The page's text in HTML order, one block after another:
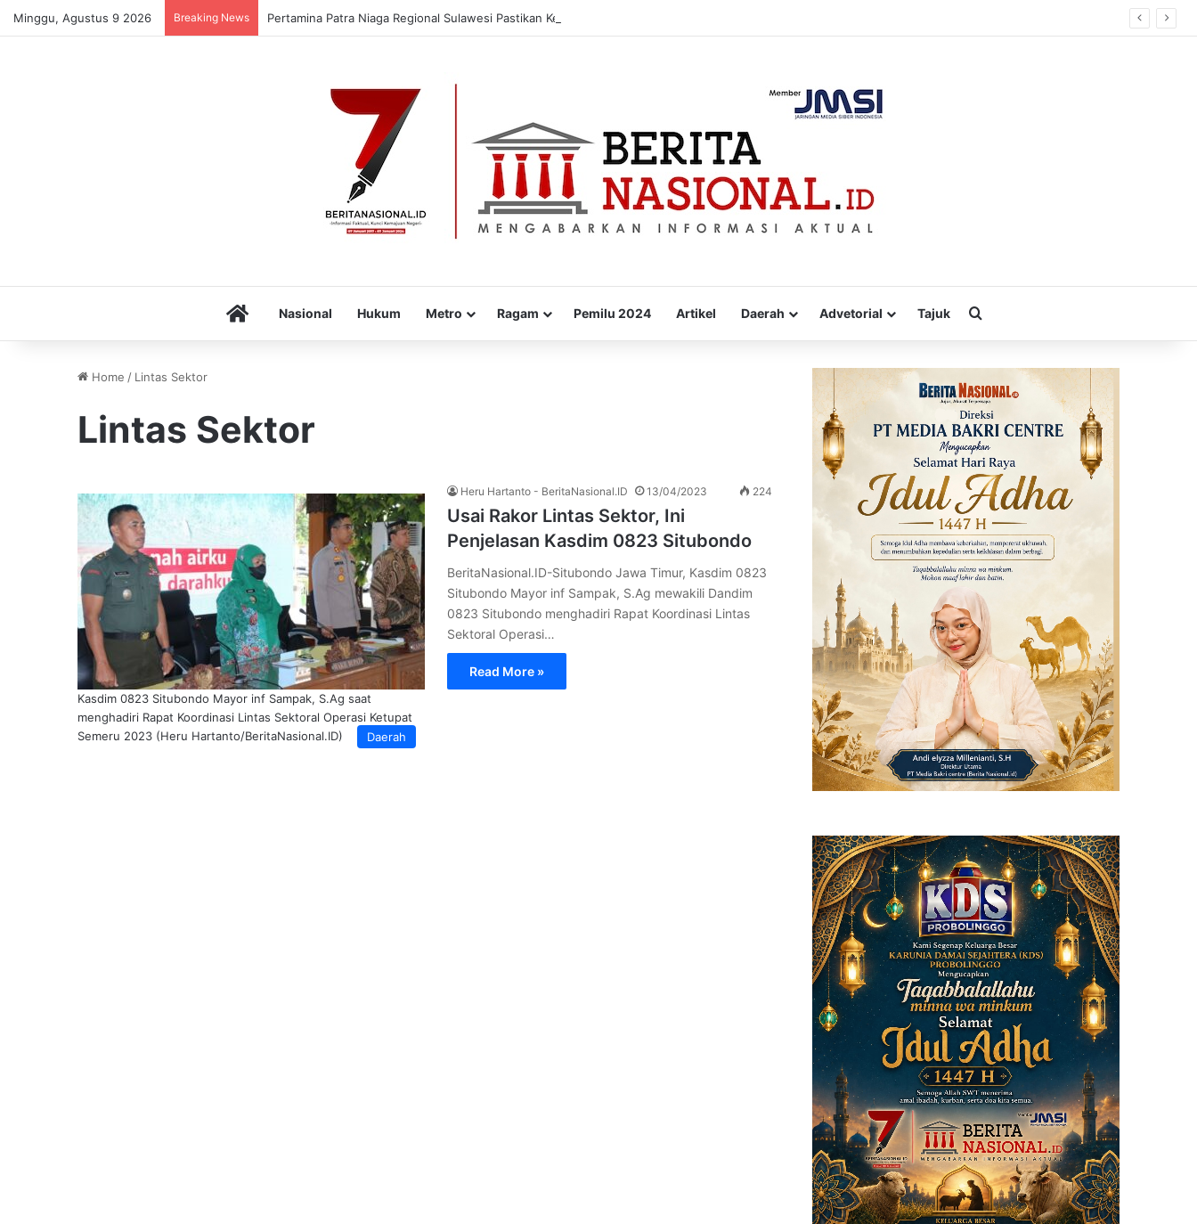
Minggu, Agustus 9 2026 Breaking News Pertamina Patra Niaga Regional Sulawesi Pastikan Ketahanan Stok BBM dan LPG 3 Kg di Bone
HomeNasional Hukum Metro Ragam Pemilu 2024 Artikel Daerah Advetorial Tajuk
Home / Lintas Sektor
Lintas Sektor
Daerah
Kasdim 0823 Situbondo Mayor inf Sampak, S.Ag saat
menghadiri Rapat Koordinasi Lintas Sektoral Operasi Ketupat
Semeru 2023 (Heru Hartanto/BeritaNasional.ID)
Heru Hartanto - BeritaNasional.ID 13/04/2023 224
Usai Rakor Lintas Sektor, Ini
Penjelasan Kasdim 0823 Situbondo
BeritaNasional.ID-Situbondo Jawa Timur, Kasdim 0823
Situbondo Mayor inf Sampak, S.Ag mewakili Dandim
0823 Situbondo menghadiri Rapat Koordinasi Lintas
Sektoral Operasi…
Read More »